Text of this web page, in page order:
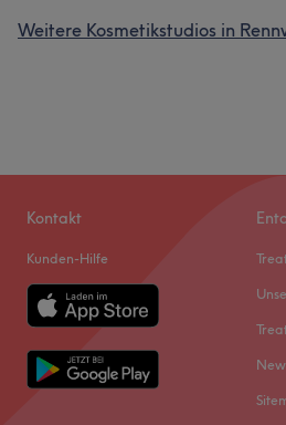
Weitere Kosmetikstudios in
Kontakt
Kunden-Hilfe